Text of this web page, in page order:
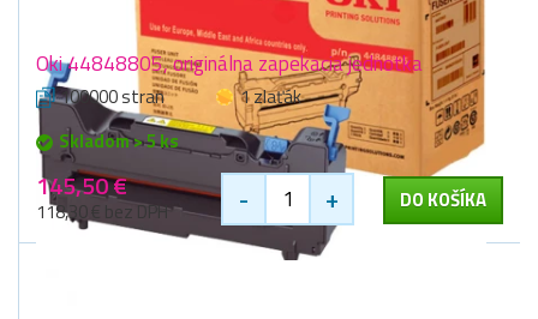
Oki 44848805, originálna zapekacia jednotka
100000 stran
1 zlaťák
Skladom > 5 ks
145,50 €
118,30 € bez DPH - + DO KOŠÍKA